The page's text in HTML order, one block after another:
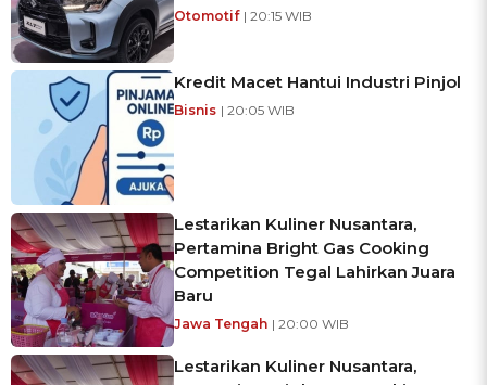
Otomotif | 20:15 WIB
Kredit Macet Hantui Industri Pinjol
Bisnis | 20:05 WIB
Lestarikan Kuliner Nusantara,
Pertamina Bright Gas Cooking
Competition Tegal Lahirkan Juara
Baru
Jawa Tengah | 20:00 WIB
Lestarikan Kuliner Nusantara,